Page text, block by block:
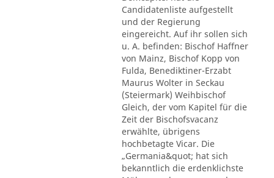
Candidatenliste aufgestellt
und der Regierung
eingereicht. Auf ihr sollen sich
u. A. befinden: Bischof Haffner
von Mainz, Bischof Kopp von
Fulda, Benediktiner-Erzabt
Maurus Wolter in Seckau
(Steiermark) Weihbischof
Gleich, der vom Kapitel für die
Zeit der Bischofsvacanz
erwählte, übrigens
hochbetagte Vicar. Die
„Germania&quot; hat sich
bekanntlich die erdenklichste